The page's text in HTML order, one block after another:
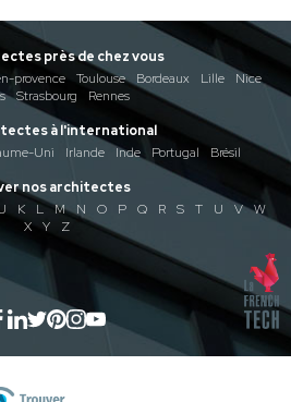
près de chez vous
provence Toulouse Bordeaux Lille
Nice
Strasbourg
Rennes
à l'international
Uni Irlande Inde Portugal
Brésil
nos architectes
J K L M N O P Q R S T U V
W
X
Y Z